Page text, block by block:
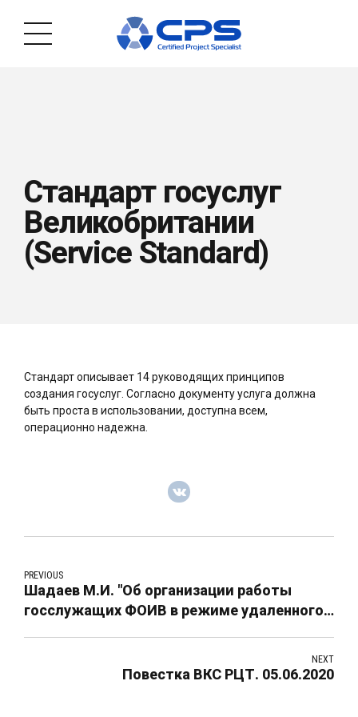
Стандарт госуслуг
Великобритании
(Service Standard)
Стандарт описывает 14 руководящих принципов
создания госуслуг. Согласно документу услуга должна
быть проста в использовании, доступна всем,
операционно надежна.
PREVIOUS
Шадаев М.И. "Об организации работы
госслужащих ФОИВ в режиме удаленного
NEXT
Повестка ВКС РЦТ. 05.06.2020